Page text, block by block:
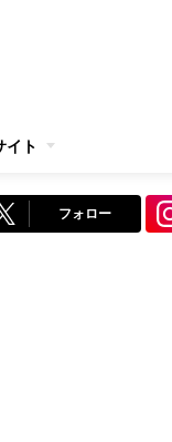
イト
フォロー